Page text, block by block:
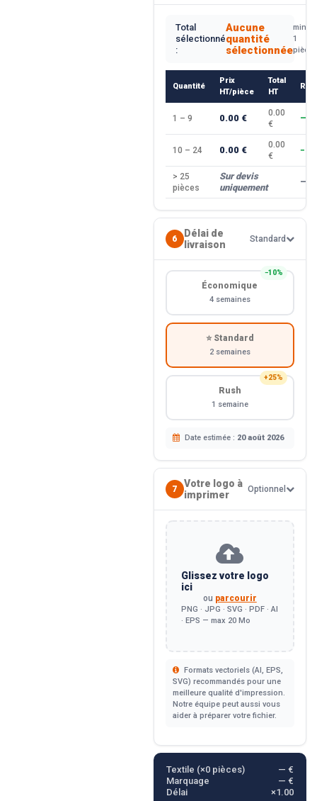
Total
sélectionné
:
Aucune
quantité
sélectionnée
min.
1
pièce
Quantité
Prix
HT/pièce
Total
HT
1 – 9 0.00 €
0.00
€
—
10 – 24 0.00 €
0.00
€
> 25
pièces
Sur devis
uniquement
—
6
Délai de
livraison
Standard
−10%
Économique
4 semaines
⭐ Standard
2 semaines
+25%
Rush
1 semaine
Date estimée : 20 août 2026
7
Votre logo à
imprimer
Optionnel
Glissez votre logo
ici
ou parcourir
PNG · JPG · SVG · PDF · AI
· EPS — max 20 Mo
Formats vectoriels (AI, EPS,
SVG) recommandés pour une
meilleure qualité d'impression.
Notre équipe peut aussi vous
aider à préparer votre fichier.
Textile (×0pièces)
— €
Marquage
— €
Délai
×1.00